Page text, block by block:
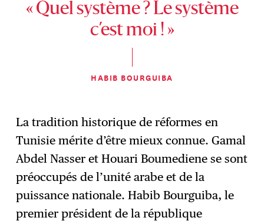
« Quel système ? Le système
c’est moi ! »
HABIB BOURGUIBA
La tradition historique de réformes en
Tunisie mérite d’être mieux connue. Gamal
Abdel Nasser et Houari Boumediene se sont
préoccupés de l’unité arabe et de la
puissance nationale. Habib Bourguiba, le
premier président de la république